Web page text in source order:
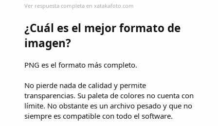
Ver respuesta completa en xatakafoto.com
¿Cuál es el mejor formato de
imagen?
PNG es el formato más completo.
No pierde nada de calidad y permite
transparencias. Su paleta de colores no cuenta con
límite. No obstante es un archivo pesado y que no
siempre es compatible con todo el software.